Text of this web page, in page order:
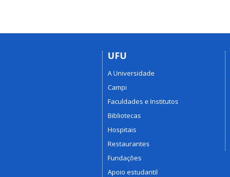
UFU
A Universidade
Campi
Faculdades e Institutos
Bibliotecas
Hospitais
Restaurantes
Fundações
Apoio estudantil